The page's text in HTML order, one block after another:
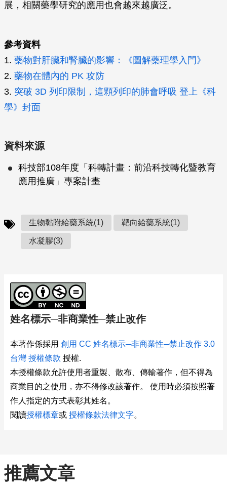
展，相關藥學研究的應用也會越來越廣泛。
參考資料
1. 藥物對肝臟和腎臟的影響：《圖解藥理學入門》
2. 藥物在體內的 PK 攻防
3. 突破 3D 列印限制，這顆列印的肺會呼吸 登上《科
學》封面
資料來源
科技部108年度「科轉計畫：前沿科技轉化暨教育
應用推廣」專案計畫
生物黏附給藥系統(1) 靶向給藥系統(1)
水凝膠(3)
姓名標示─非商業性─禁止改作
本著作係採用 創用 CC 姓名標示─非商業性─禁止改作 3.0
台灣 授權條款 授權.
本授權條款允許使用者重製、散布、傳輸著作，但不得為
商業目的之使用，亦不得修改該著作。 使用時必須按照著
作人指定的方式表彰其姓名。
閱讀授權標章或 授權條款法律文字。
推薦文章